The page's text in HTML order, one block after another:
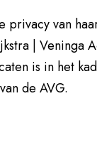
privacy van
|
is in het
de AVG.